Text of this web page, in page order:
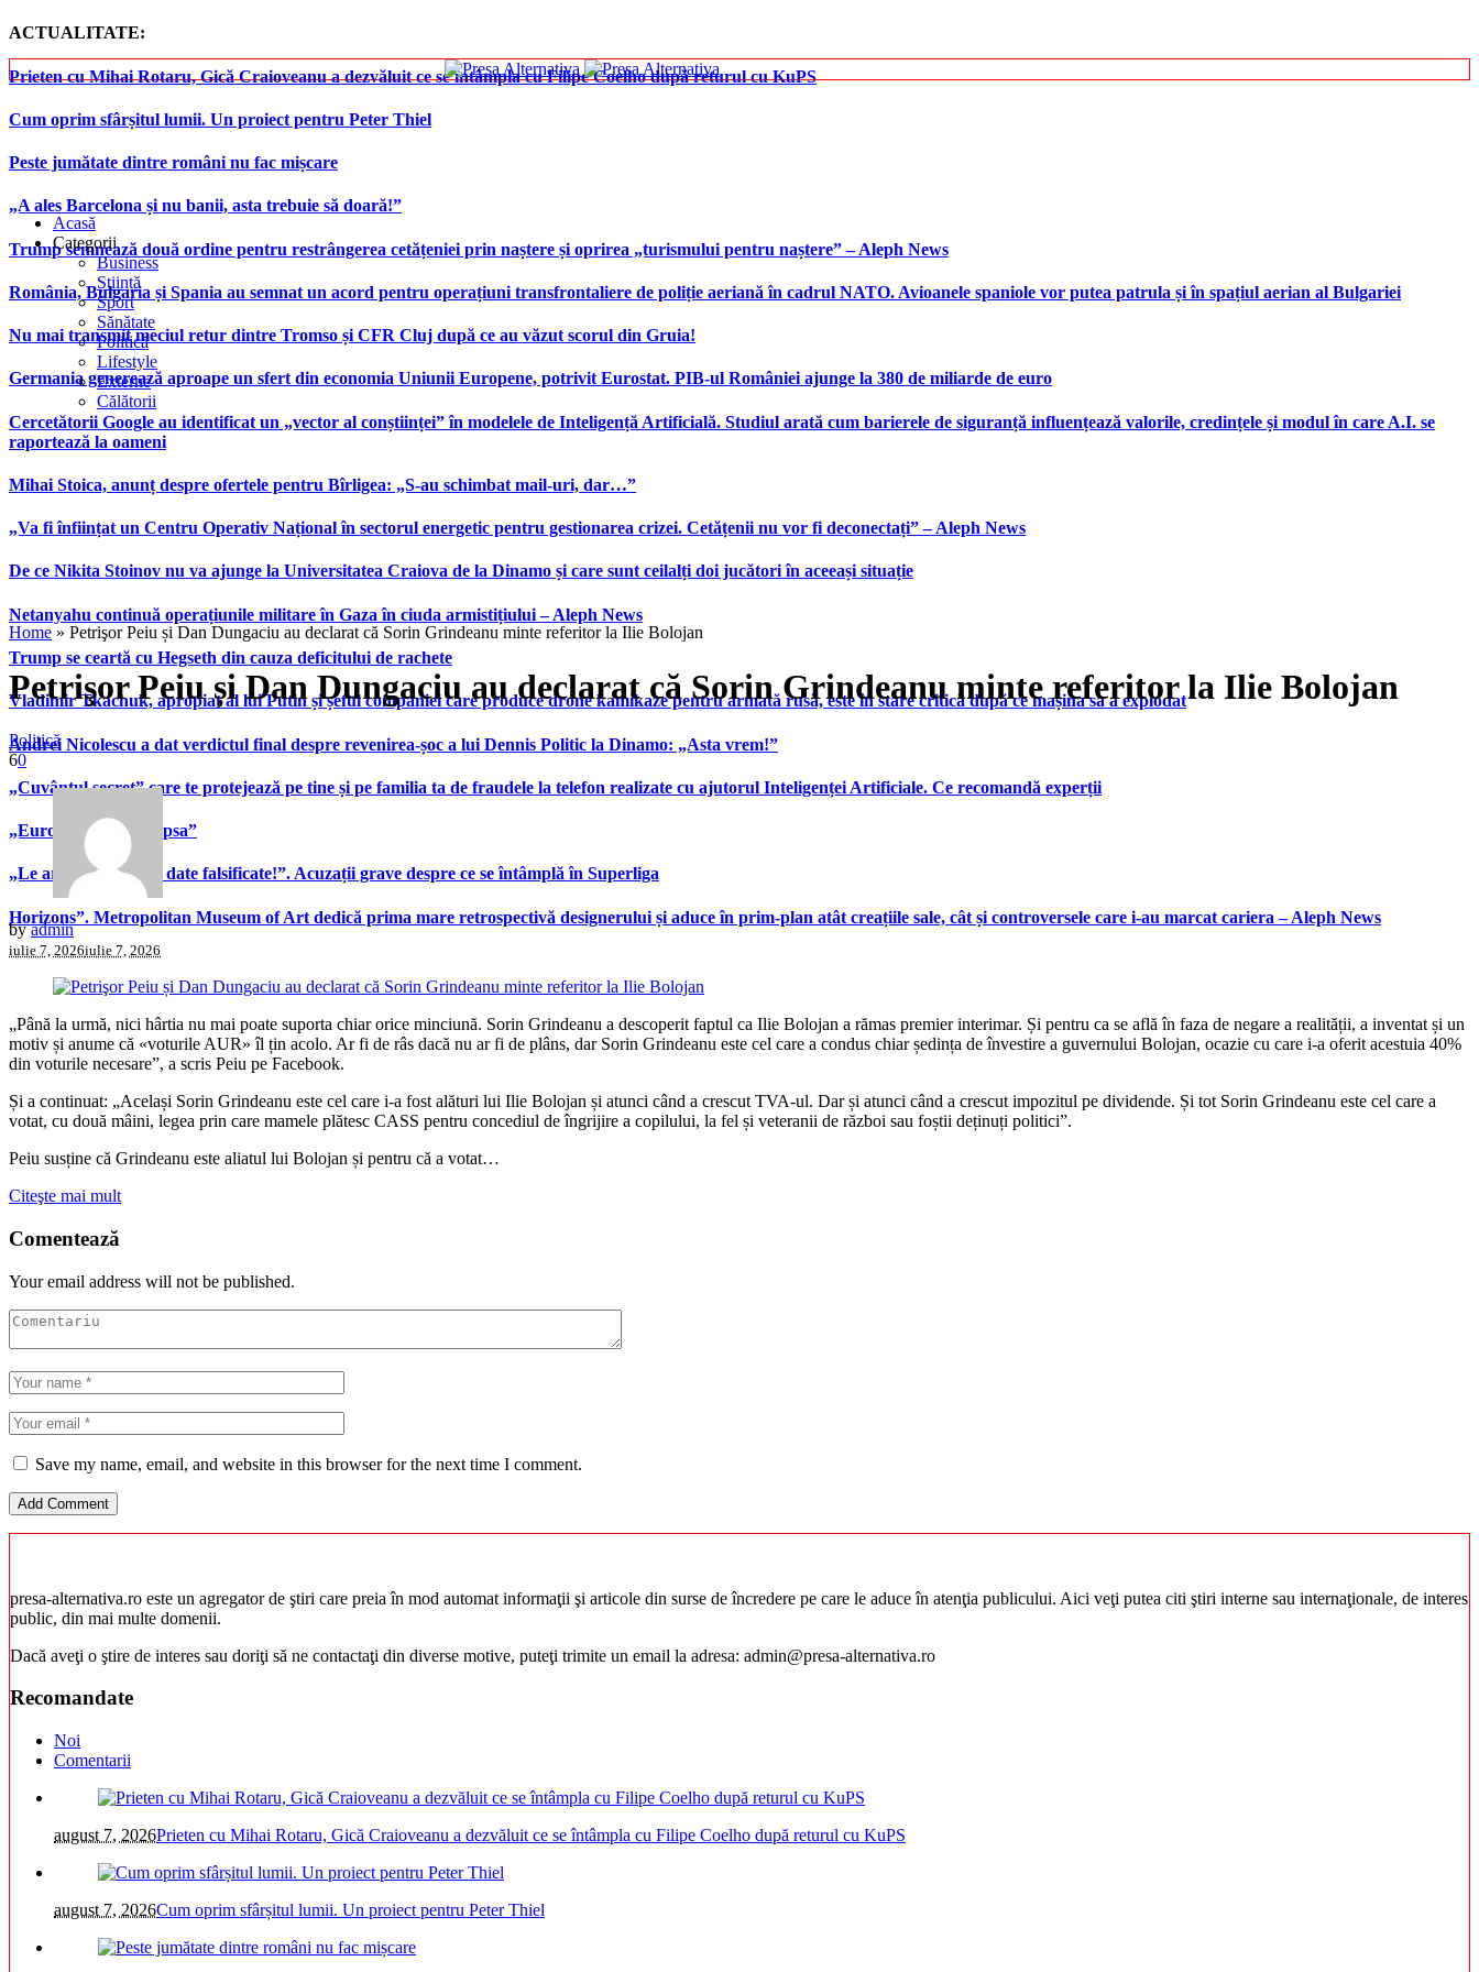
ACTUALITATE:
Prieten cu Mihai Rotaru, Gică Craioveanu a dezvăluit ce se întâmpla cu Filipe Coelho după returul cu KuPS
Cum oprim sfârșitul lumii. Un proiect pentru Peter Thiel
Peste jumătate dintre români nu fac mișcare
„A ales Barcelona și nu banii, asta trebuie să doară!”
Trump semnează două ordine pentru restrângerea cetățeniei prin naștere și oprirea „turismului pentru naștere” – Aleph News
România, Bulgaria și Spania au semnat un acord pentru operațiuni transfrontaliere de poliție aeriană în cadrul NATO. Avioanele spaniole vor putea patrula și în spațiul aerian al Bulgariei
Nu mai transmit meciul retur dintre Tromso și CFR Cluj după ce au văzut scorul din Gruia!
Germania generează aproape un sfert din economia Uniunii Europene, potrivit Eurostat. PIB-ul României ajunge la 380 de miliarde de euro
Cercetătorii Google au identificat un „vector al conștiinței” în modelele de Inteligență Artificială. Studiul arată cum barierele de siguranță influențează valorile, credințele și modul în care A.I. se
raportează la oameni
Mihai Stoica, anunț despre ofertele pentru Bîrligea: „S-au schimbat mail-uri, dar…”
„Va fi înființat un Centru Operativ Național în sectorul energetic pentru gestionarea crizei. Cetățenii nu vor fi deconectați” – Aleph News
De ce Nikita Stoinov nu va ajunge la Universitatea Craiova de la Dinamo și care sunt ceilalți doi jucători în aceeași situație
Netanyahu continuă operațiunile militare în Gaza în ciuda armistițiului – Aleph News
Trump se ceartă cu Hegseth din cauza deficitului de rachete
Vladimir Tkachuk, apropiat al lui Putin și șeful companiei care produce drone kamikaze pentru armată rusă, este în stare critică după ce mașina sa a explodat
Andrei Nicolescu a dat verdictul final despre revenirea-șoc a lui Dennis Politic la Dinamo: „Asta vrem!”
„Cuvântul secret” care te protejează pe tine și pe familia ta de fraudele la telefon realizate cu ajutorul Inteligenței Artificiale. Ce recomandă experții
„Europa îi va simți lipsa”
„Le arată patronilor date falsificate!”. Acuzații grave despre ce se întâmplă în Superliga
Horizons”. Metropolitan Museum of Art dedică prima mare retrospectivă designerului și aduce în prim-plan atât creațiile sale, cât și controversele care i-au marcat cariera – Aleph News
Acasă
Categorii
Business
Știință
Sport
Sănătate
Politică
Lifestyle
Externe
Călătorii
Home » Petrişor Peiu și Dan Dungaciu au declarat că Sorin Grindeanu minte referitor la Ilie Bolojan
Petrişor Peiu și Dan Dungaciu au declarat că Sorin Grindeanu minte referitor la Ilie Bolojan
Politică
60
byadmin
iulie 7, 2026iulie 7, 2026
„Până la urmă, nici hârtia nu mai poate suporta chiar orice minciună. Sorin Grindeanu a descoperit faptul ca Ilie Bolojan a rămas premier interimar. Și pentru ca se află în faza de negare a realității, a inventat și un
motiv și anume că «voturile AUR» îl țin acolo. Ar fi de râs dacă nu ar fi de plâns, dar Sorin Grindeanu este cel care a condus chiar ședința de învestire a guvernului Bolojan, ocazie cu care i-a oferit acestuia 40%
din voturile necesare”, a scris Peiu pe Facebook.
Și a continuat: „Același Sorin Grindeanu este cel care i-a fost alături lui Ilie Bolojan și atunci când a crescut TVA-ul. Dar și atunci când a crescut impozitul pe dividende. Și tot Sorin Grindeanu este cel care a
votat, cu două mâini, legea prin care mamele plătesc CASS pentru concediul de îngrijire a copilului, la fel și veteranii de război sau foștii deținuți politici”.
Peiu susține că Grindeanu este aliatul lui Bolojan și pentru că a votat…
Citeşte mai mult
Comentează
Your email address will not be published.
Save my name, email, and website in this browser for the next time I comment.
presa-alternativa.ro este un agregator de ştiri care preia în mod automat informaţii şi articole din surse de încredere pe care le aduce în atenţia publicului. Aici veţi putea citi ştiri interne sau internaţionale, de interes
public, din mai multe domenii.
Dacă aveţi o ştire de interes sau doriţi să ne contactaţi din diverse motive, puteţi trimite un email la adresa: admin@presa-alternativa.ro
Recomandate
Noi
Comentarii
august 7, 2026Prieten cu Mihai Rotaru, Gică Craioveanu a dezvăluit ce se întâmpla cu Filipe Coelho după returul cu KuPS
august 7, 2026Cum oprim sfârșitul lumii. Un proiect pentru Peter Thiel